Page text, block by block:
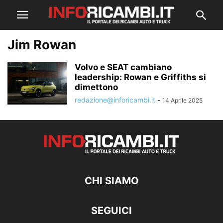
Jim Rowan
Volvo e SEAT cambiano
leadership: Rowan e Griffiths si
dimettono
redazione@inforicambi.it - 14 Aprile 2025
CHI SIAMO
SEGUICI